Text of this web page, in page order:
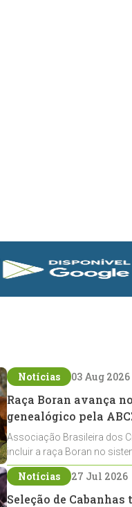
Notícias 03 Aug 2026
Raça Boran avança
genealógico pela
Associação Brasileira dos
incluir a raça Boran no
expansão na pecuária
Notícias 27 Jul 2026
Seleção de